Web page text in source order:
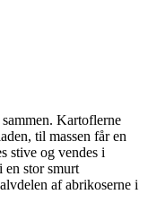
Kartoflerne
til massen får en
stive og vendes i
en stor smurt
af abrikoserne i